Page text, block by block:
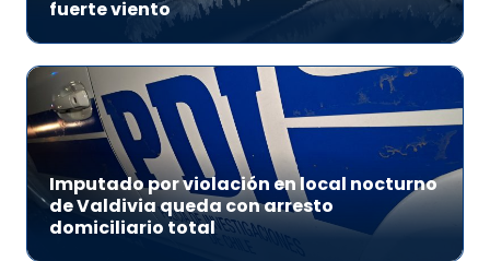
fuerte viento
Imputado por violación en local nocturno
de Valdivia queda con arresto
domiciliario total